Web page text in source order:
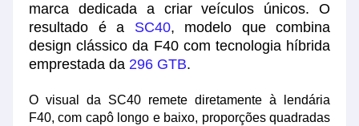
marca dedicada a criar veículos únicos. O
resultado é a SC40, modelo que combina
design clássico da F40 com tecnologia híbrida
emprestada da 296 GTB.
O visual da SC40 remete diretamente à lendária
F40, com capô longo e baixo, proporções quadradas